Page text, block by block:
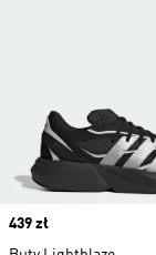
Price
439 zł